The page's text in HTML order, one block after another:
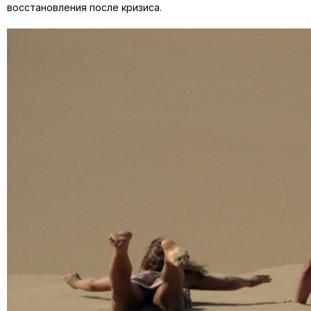
восстановления после кризиса.